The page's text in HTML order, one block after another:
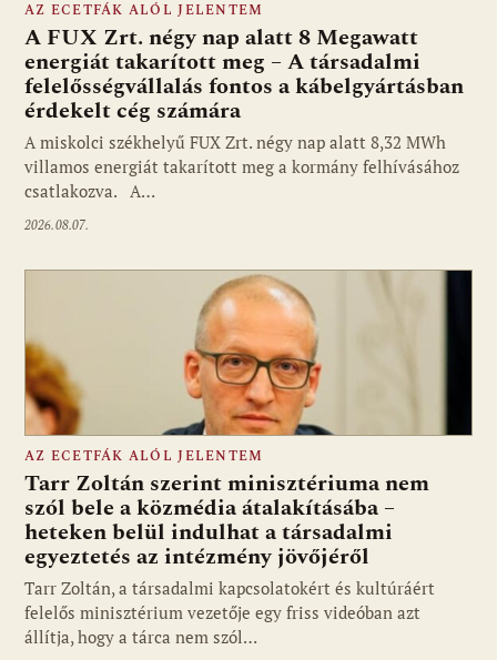
AZ ECETFÁK ALÓL JELENTEM
A FUX Zrt. négy nap alatt 8 Megawatt
energiát takarított meg – A társadalmi
felelősségvállalás fontos a kábelgyártásban
érdekelt cég számára
A miskolci székhelyű FUX Zrt. négy nap alatt 8,32 MWh
villamos energiát takarított meg a kormány felhívásához
csatlakozva. A…
2026.08.07.
Fotó: media1.hu
AZ ECETFÁK ALÓL JELENTEM
Tarr Zoltán szerint minisztériuma nem
szól bele a közmédia átalakításába –
heteken belül indulhat a társadalmi
egyeztetés az intézmény jövőjéről
Tarr Zoltán, a társadalmi kapcsolatokért és kultúráért
felelős minisztérium vezetője egy friss videóban azt
állítja, hogy a tárca nem szól…